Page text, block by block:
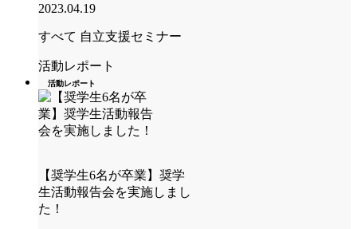
2023.04.19
すべて 自立支援セミナー
活動レポート
活動レポート
【奨学生6名が卒業】奨学
生活動報告会を実施しまし
た！